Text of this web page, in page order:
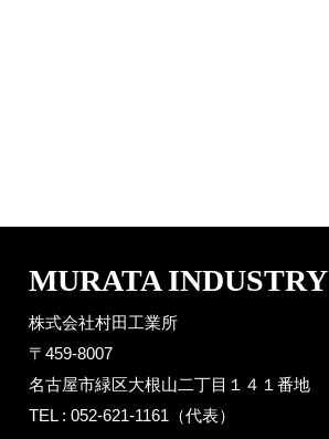
MURATA INDUSTRY
株式会社村田工業所
〒459-8007
名古屋市緑区大根山二丁目１４１番地
TEL : 052-621-1161（代表）